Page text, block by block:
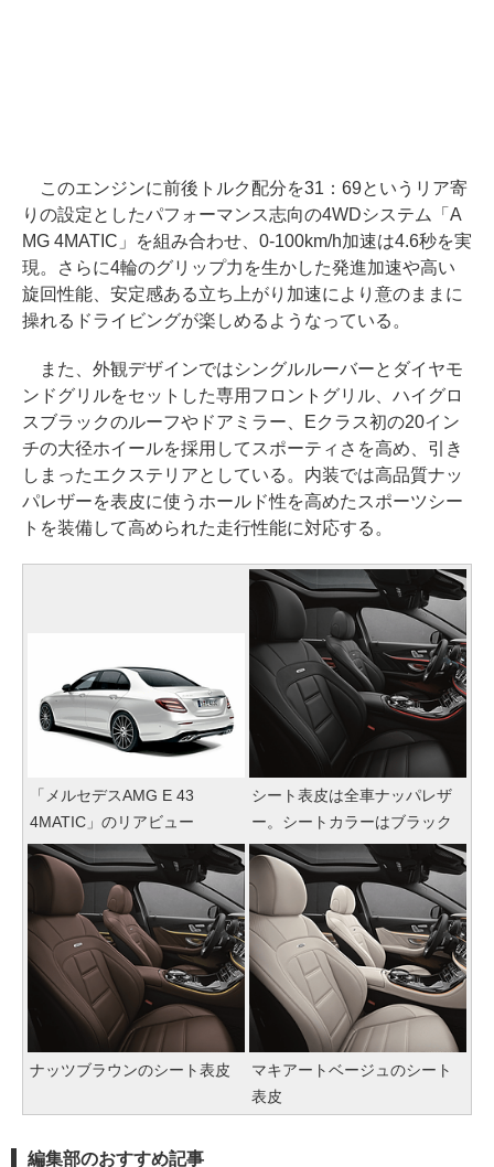
このエンジンに前後トルク配分を31：69というリア寄
りの設定としたパフォーマンス志向の4WDシステム「A
MG 4MATIC」を組み合わせ、0-100km/h加速は4.6秒を実
現。さらに4輪のグリップ力を生かした発進加速や高い
旋回性能、安定感ある立ち上がり加速により意のままに
操れるドライビングが楽しめるようなっている。
また、外観デザインではシングルルーバーとダイヤモ
ンドグリルをセットした専用フロントグリル、ハイグロ
スブラックのルーフやドアミラー、Eクラス初の20イン
チの大径ホイールを採用してスポーティさを高め、引き
しまったエクステリアとしている。内装では高品質ナッ
パレザーを表皮に使うホールド性を高めたスポーツシー
トを装備して高められた走行性能に対応する。
「メルセデスAMG E 43
4MATIC」のリアビュー
シート表皮は全車ナッパレザ
ー。シートカラーはブラック
ナッツブラウンのシート表皮
マキアートベージュのシート
表皮
編集部のおすすめ記事